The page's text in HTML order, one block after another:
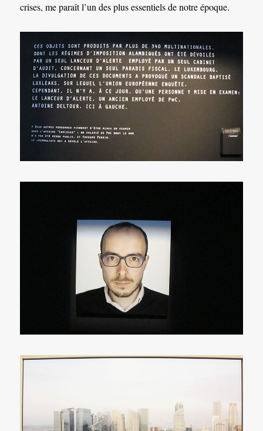
crises, me paraît l’un des plus essentiels de notre époque.